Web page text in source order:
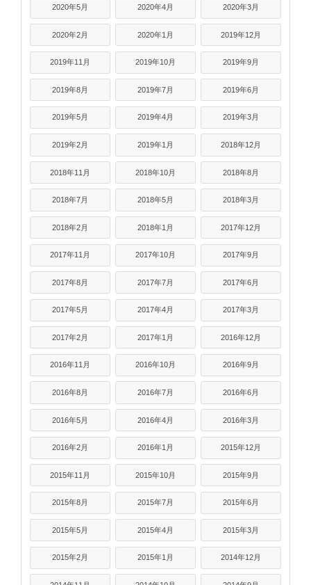
2020年5月 2020年4月 2020年3月
2020年2月 2020年1月 2019年12月
2019年11月 2019年10月 2019年9月
2019年8月 2019年7月 2019年6月
2019年5月 2019年4月 2019年3月
2019年2月 2019年1月 2018年12月
2018年11月 2018年10月 2018年8月
2018年7月 2018年5月 2018年3月
2018年2月 2018年1月 2017年12月
2017年11月 2017年10月 2017年9月
2017年8月 2017年7月 2017年6月
2017年5月 2017年4月 2017年3月
2017年2月 2017年1月 2016年12月
2016年11月 2016年10月 2016年9月
2016年8月 2016年7月 2016年6月
2016年5月 2016年4月 2016年3月
2016年2月 2016年1月 2015年12月
2015年11月 2015年10月 2015年9月
2015年8月 2015年7月 2015年6月
2015年5月 2015年4月 2015年3月
2015年2月 2015年1月 2014年12月